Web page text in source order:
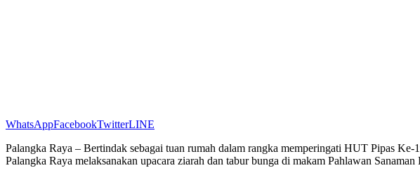
WhatsAppFacebookTwitterLINE
Palangka Raya – Bertindak sebagai tuan rumah dalam rangka memperingati HUT Pipas
Palangka Raya melaksanakan upacara ziarah dan tabur bunga di makam Pahlawan